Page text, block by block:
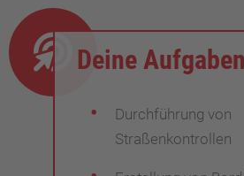
Deine Aufgaben
Durchführung von
Straßenkontrollen